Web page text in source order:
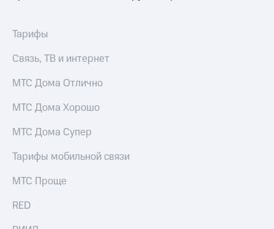
Тарифы
Связь, ТВ и интернет
МТС Дома Отлично
МТС Дома Хорошо
МТС Дома Супер
Тарифы мобильной связи
МТС Проще
RED